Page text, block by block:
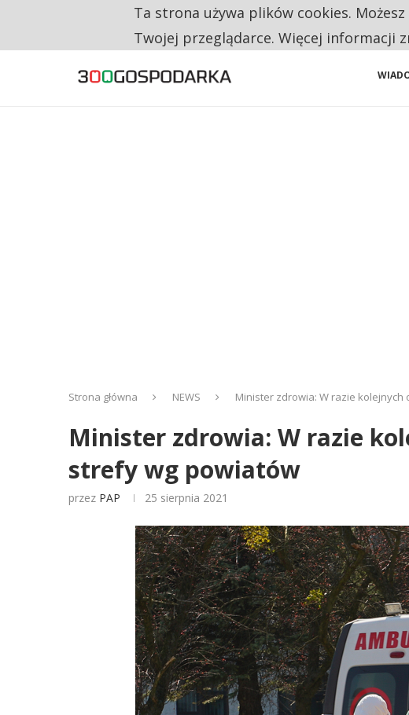
RESTRYKCJE CHIN UDERZAJĄ W EUROPEJSKI
Strona główna NEWS Minister zdrowia: W razie
Minister zdrowia: W razie
strefy wg powiatów
przez PAP 25 sierpnia 2021
Ta strona używa plików cookies.
Twojej przeglądarce. Więcej informacji